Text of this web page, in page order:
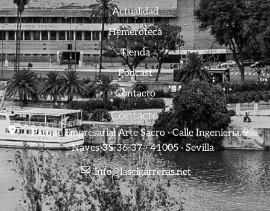
Actualidad
Hemeroteca
Tienda
Podcast
Contacto
Contacto
Parque Empresarial Arte Sacro · Calle Ingeniería, 9 ·
Naves 35-36-37 · 41005 · Sevilla
info@lascigarreras.net